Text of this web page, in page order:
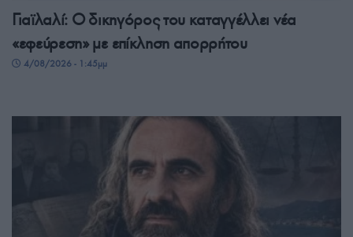
Γιαϊλαλί: Ο δικηγόρος του καταγγέλλει νέα
«εφεύρεση» με επίκληση απορρήτου
4/08/2026 - 1:45μμ